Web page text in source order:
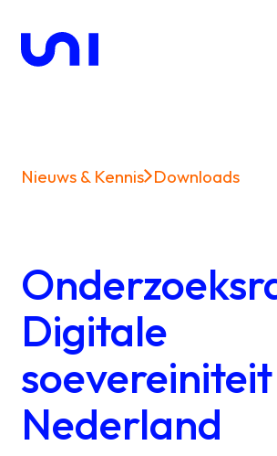
Oplossingen
Nieuws &
kennis
Over ons
Nieuws & Kennis Downloads
Digitale
Nederland